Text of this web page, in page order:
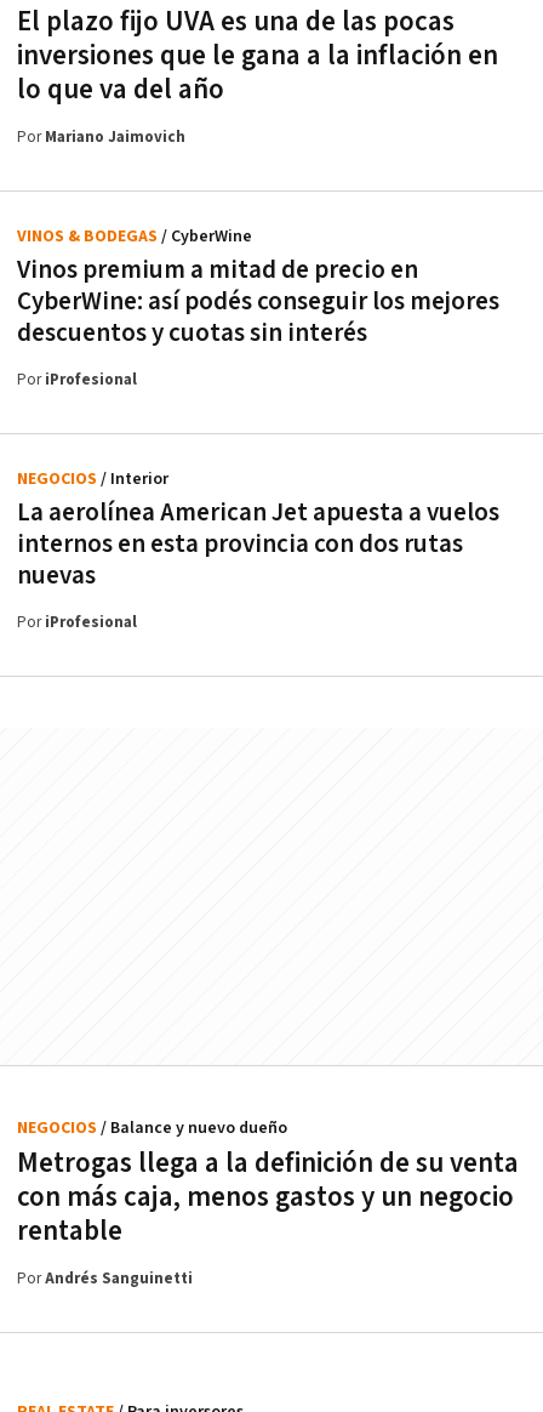
El plazo fijo UVA es una de las pocas
inversiones que le gana a la inflación en
lo que va del año
PorMariano Jaimovich
Vinos premium a mitad de precio en
CyberWine: así podés conseguir los mejores
descuentos y cuotas sin interés
VINOS & BODEGAS / CyberWine
PoriProfesional
La aerolínea American Jet apuesta a vuelos
internos en esta provincia con dos rutas
nuevas
NEGOCIOS / Interior
PoriProfesional
Metrogas llega a la definición de su venta
con más caja, menos gastos y un negocio
rentable
NEGOCIOS / Balance y nuevo dueño
PorAndrés Sanguinetti